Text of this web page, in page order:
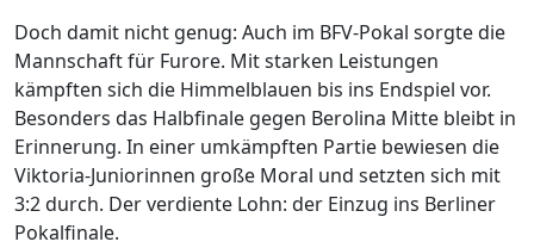
Doch damit nicht genug: Auch im BFV-Pokal sorgte die
Mannschaft für Furore. Mit starken Leistungen
kämpften sich die Himmelblauen bis ins Endspiel vor.
Besonders das Halbfinale gegen Berolina Mitte bleibt in
Erinnerung. In einer umkämpften Partie bewiesen die
Viktoria-Juniorinnen große Moral und setzten sich mit
3:2 durch. Der verdiente Lohn: der Einzug ins Berliner
Pokalfinale.